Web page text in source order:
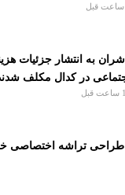
به انتشار جزئیات
در کدال مکلف
طراحی تراشه اختصاصی